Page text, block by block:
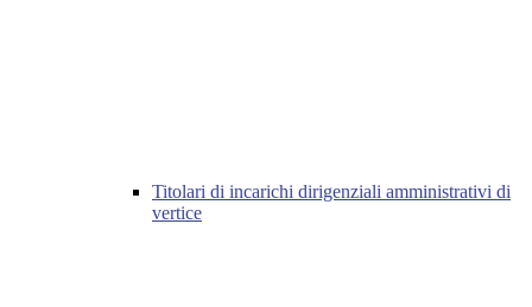
Titolari di incarichi dirigenziali amministrativi di
vertice